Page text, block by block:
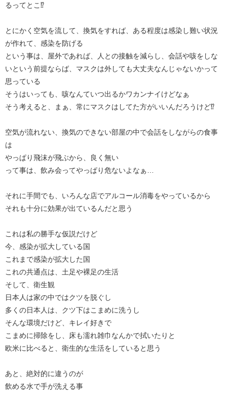
るってとこ⁉︎
とにかく空気を流して、換気をすれば、ある程度は感染し難い状況
が作れて、感染を防げる
という事は、屋外であれば、人との接触を減らし、会話や咳をしな
いという前提ならば、マスクは外しても大丈夫なんじゃないかって
思っている
そうはいっても、咳なんていつ出るかワカンナイけどなぁ
そう考えると、まぁ、常にマスクはしてた方がいいんだろうけど⁉︎
空気が流れない、換気のできない部屋の中で会話をしながらの食事
は
やっぱり飛沫が飛ぶから、良く無い
って事は、飲み会ってやっぱり危ないよなぁ…
それに手間でも、いろんな店でアルコール消毒をやっているから
それも十分に効果が出ているんだと思う
これは私の勝手な仮説だけど
今、感染が拡大している国
これまで感染が拡大した国
これの共通点は、土足や裸足の生活
そして、衛生観
日本人は家の中ではクツを脱ぐし
多くの日本人は、クツ下はこまめに洗うし
そんな環境だけど、キレイ好きで
こまめに掃除をし、床も濡れ雑巾なんかで拭いたりと
欧米に比べると、衛生的な生活をしていると思う
あと、絶対的に違うのが
飲める水で手が洗える事